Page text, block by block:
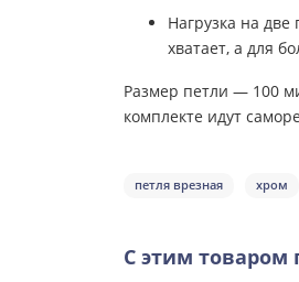
Нагрузка на
хватает, а для
Размер петли — 100
комплекте идут
петля врезная хром
С этим товаром